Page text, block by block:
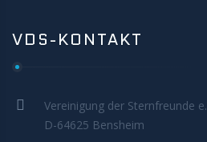
KONTAKT
VDS-KONTAKT
Vereinigung der Sternfreunde
D-64625 Bensheim